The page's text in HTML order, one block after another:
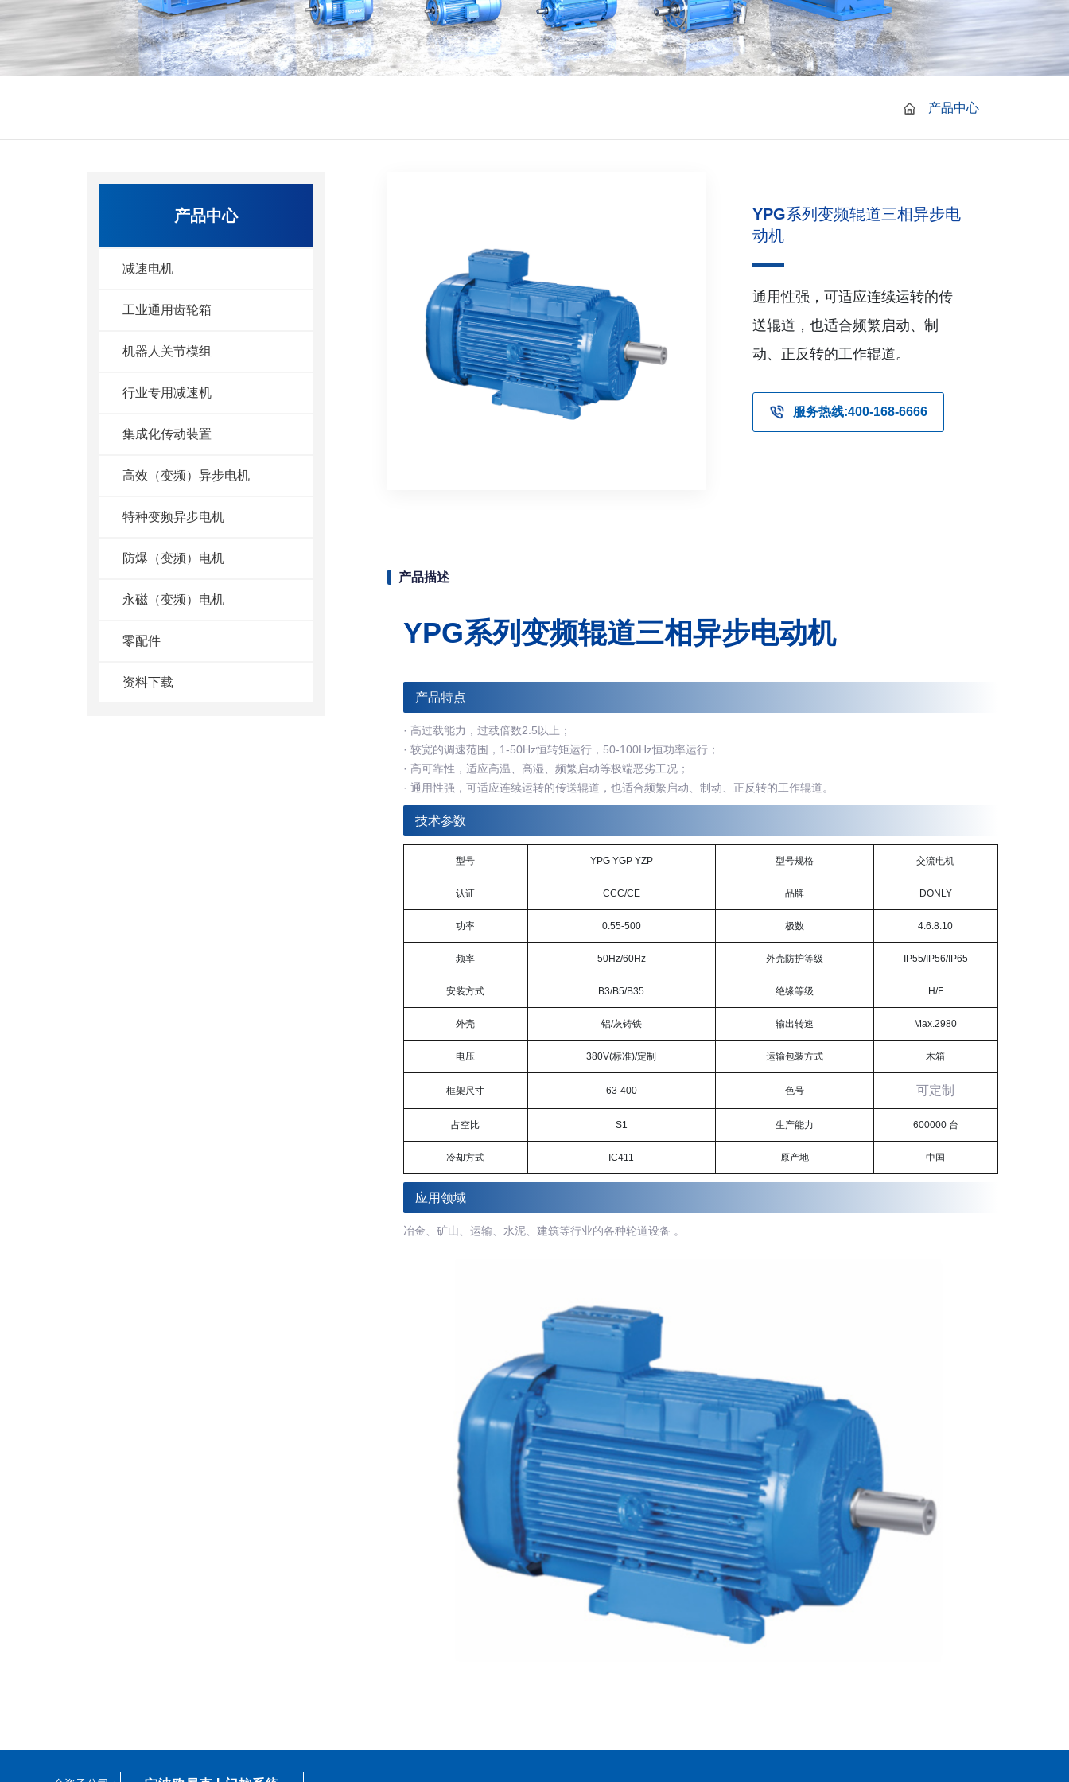
产品中心
产品中心
减速电机
工业通用齿轮箱
机器人关节模组
行业专用减速机
集成化传动装置
高效（变频）异步电机
特种变频异步电机
防爆（变频）电机
永磁（变频）电机
零配件
资料下载
YPG系列变频辊道三相异步电
动机
通用性强，可适应连续运转的传
送辊道，也适合频繁启动、制
动、正反转的工作辊道。
服务热线:400-168-6666
产品描述
YPG系列变频辊道三相异步电动机
产品特点
· 高过载能力，过载倍数2.5以上；
· 较宽的调速范围，1-50Hz恒转矩运行，50-100Hz恒功率运行；
· 高可靠性，适应高温、高湿、频繁启动等极端恶劣工况；
· 通用性强，可适应连续运转的传送辊道，也适合频繁启动、制动、正反转的工作辊道。
技术参数
型号 YPG YGP YZP 型号规格 交流电机
认证 CCC/CE 品牌 DONLY
功率 0.55-500 极数 4.6.8.10
频率 50Hz/60Hz 外壳防护等级 IP55/IP56/IP65
安装方式 B3/B5/B35 绝缘等级 H/F
外壳 铝/灰铸铁 输出转速 Max.2980
电压 380V(标准)/定制 运输包装方式 木箱
框架尺寸 63-400 色号 可定制
占空比 S1 生产能力 600000 台
冷却方式 IC411 原产地 中国
应用领域
冶金、矿山、运输、水泥、建筑等行业的各种轮道设备 。